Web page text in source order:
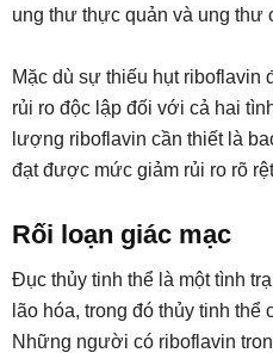
ung thư thực quản và ung thư
Mặc dù sự thiếu hụt riboflavin
rủi ro độc lập đối với cả hai
lượng riboflavin cần thiết là
đạt được mức giảm rủi ro rõ
Rối loạn giác mạc
Đục thủy tinh thể là một tình
lão hóa, trong đó thủy tinh thể
Những người có riboflavin